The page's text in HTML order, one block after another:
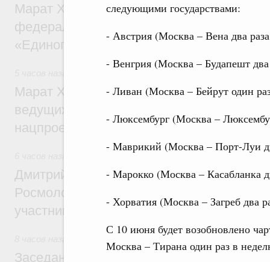
следующими государствами:
- Австрия (Москва – Вена два
- Венгрия (Москва – Будапешт
- Ливан (Москва – Бейрут один
- Люксембург (Москва –
- Маврикий (Москва – Порт-Луи
- Марокко (Москва – Касабланка
- Хорватия (Москва – Загреб два
С 10 июня будет возобновлено
Москва – Тирана один раз в
Марат Хуснуллин: Более 130
федерального значения построено под
«Единого заказчика»
Национальный проект «Инфраструктура
Марат Хуснуллин: Порядка 200
ведущих к спортивным объектам,
нацпроекту «Инфраструктура для
Молодёжная политика
Дмитрий Чернышенко, Сергей Кравцов и
Росмолодёжи Григорий Гуров
участников проекта «Кольцо открытий»
Евразийский экономический союз.
Заседание Евразийского